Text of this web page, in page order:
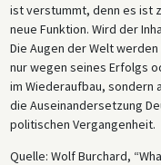
ist verstummt, denn es ist
neue Funktion. Wird der
Die Augen der Welt
nur wegen seines Erfolgs
im Wiederaufbau,
die Auseinandersetzung
politischen Vergangenheit.
Quelle: Wolf Burchard,